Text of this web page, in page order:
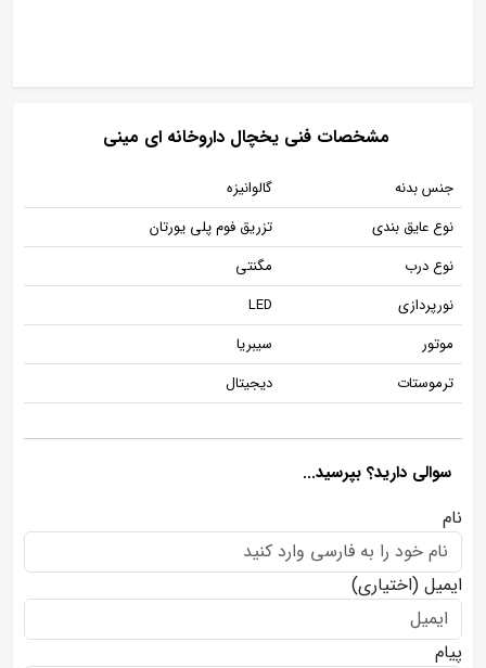
مشخصات فنی یخچال داروخانه ای مینی
جنس بدنه
گالوانیزه
نوع عایق بندی
تزریق فوم پلی یورتان
نوع درب
مگنتی
نورپردازی
LED
موتور
سیبریا
ترموستات
دیجیتال
سوالی دارید؟ بپرسید...
نام
ایمیل (اختیاری)
پیام